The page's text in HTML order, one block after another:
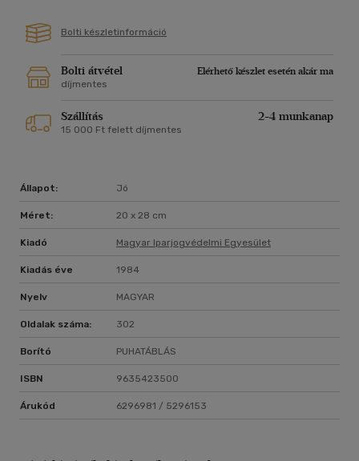
Bolti készletinformáció
Bolti átvétel
Elérhető készlet esetén akár ma
díjmentes
Szállítás 2-4 munkanap
15 000 Ft felett díjmentes
Állapot: Jó
Méret: 20 x 28 cm
Kiadó Magyar Iparjogvédelmi Egyesület
Kiadás éve 1984
Nyelv MAGYAR
Oldalak száma: 302
Borító PUHATÁBLÁS
ISBN 9635423500
Árukód 6296981 / 5296153